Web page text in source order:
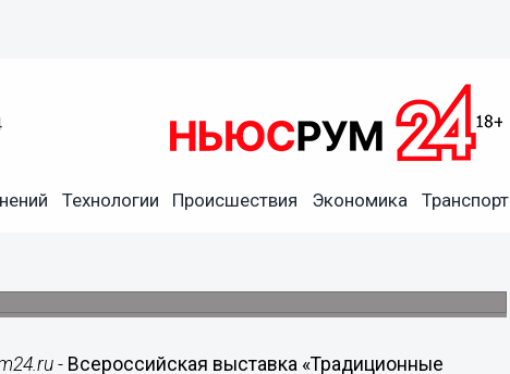
Технологии Происшествия Экономика Транспорт
России. Нижегородцы
- Всероссийская выставка «Традиционные